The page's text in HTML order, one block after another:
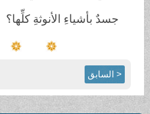
جسدٌ بأشياءِ الأنوثةِ كلِّها؟
< السابق